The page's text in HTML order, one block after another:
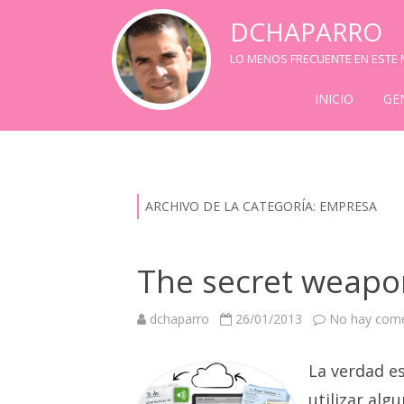
DCHAPARRO
LO MENOS FRECUENTE EN
INICIO
ARCHIVO DE LA CATEGORÍA: EMPRESA
The secret
dchaparro 26/01/2013 No hay
La verdad
utilizar